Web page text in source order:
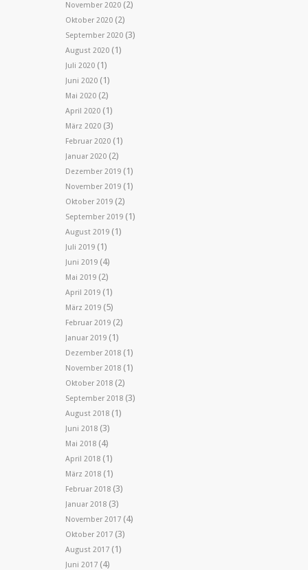
November 2020 (2)
Oktober 2020 (2)
September 2020 (3)
August 2020 (1)
Juli 2020 (1)
Juni 2020 (1)
Mai 2020 (2)
April 2020 (1)
März 2020 (3)
Februar 2020 (1)
Januar 2020 (2)
Dezember 2019 (1)
November 2019 (1)
Oktober 2019 (2)
September 2019 (1)
August 2019 (1)
Juli 2019 (1)
Juni 2019 (4)
Mai 2019 (2)
April 2019 (1)
März 2019 (5)
Februar 2019 (2)
Januar 2019 (1)
Dezember 2018 (1)
November 2018 (1)
Oktober 2018 (2)
September 2018 (3)
August 2018 (1)
Juni 2018 (3)
Mai 2018 (4)
April 2018 (1)
März 2018 (1)
Februar 2018 (3)
Januar 2018 (3)
November 2017 (4)
Oktober 2017 (3)
August 2017 (1)
Juni 2017 (4)